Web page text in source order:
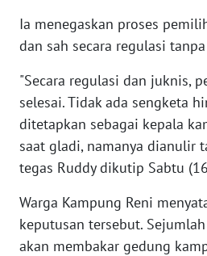
Ia menegaskan proses
dan sah secara regulasi
"Secara regulasi dan juknis,
selesai. Tidak ada sengketa
ditetapkan sebagai kepala
saat gladi, namanya dianulir
tegas Ruddy dikutip Sabtu
Warga Kampung Reni
keputusan tersebut.
akan membakar gedung
RIAU
WN
SERAMBI
WN
JAMBI
WN
SULTRA